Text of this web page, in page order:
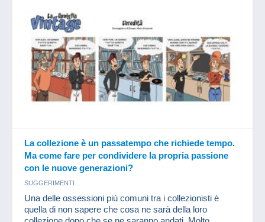
La collezione è un passatempo che richiede tempo.
Ma come fare per condividere la propria passione
con le nuove generazioni?
SUGGERIMENTI
Una delle ossessioni più comuni tra i collezionisti è
quella di non sapere che cosa ne sarà della loro